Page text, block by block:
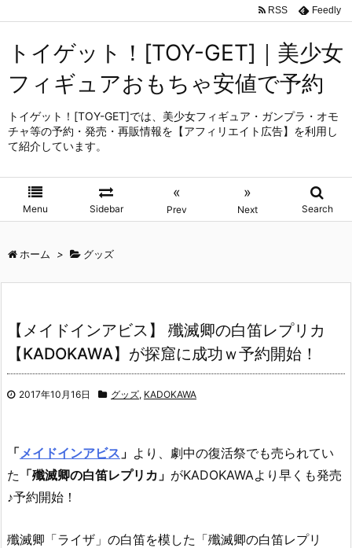
トイゲット！[TOY-GET]｜美少女
フィギュアおもちゃ安値で予約
トイゲット！[TOY-GET]では、美少女フィギュア・ガンプラ・オモ
チャ等の予約・発売・再販情報を【アフィリエイト広告】を利用し
て紹介しています。
Menu Sidebar
«
Prev
»
Next Search
RSS Feedly
ホーム > グッズ
【メイドインアビス】 殲滅卿の白笛レプリカ
【KADOKAWA】が探窟に成功ｗ予約開始！
2017年10月16日 グッズ, KADOKAWA
「メイドインアビス 」 より、劇中の復活祭でも売られてい
た 「殲滅卿の白笛レプリカ」 がKADOKAWAより早くも発売
♪予約開始！
殲滅卿「ライザ」の白笛を模した「殲滅卿の白笛レプリ